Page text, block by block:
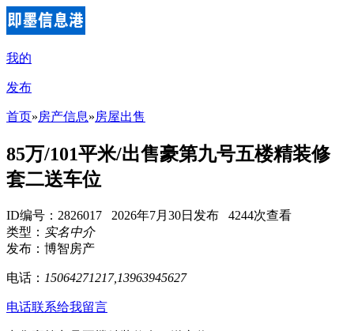
我的
发布
首页»房产信息»房屋出售
85万/101平米/出售豪第九号五楼精装修
套二送车位
ID编号：2826017 2026年7月30日发布 4244次查看
类型： 实名中介
发布：博智房产
电话： 15064271217,13963945627
电话联系给我留言